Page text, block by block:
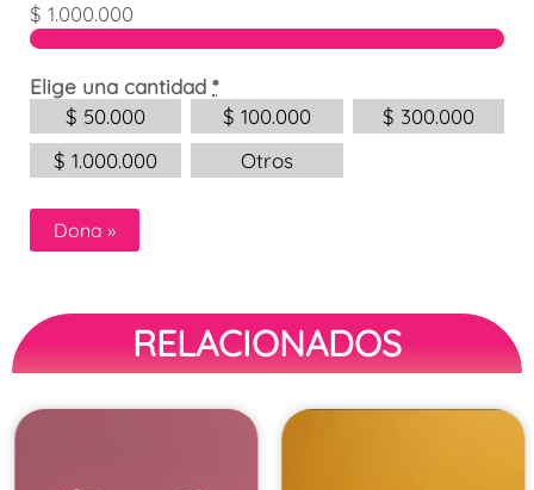
$ 1.000.000
Elige una cantidad *
$ 50.000 $ 100.000 $ 300.000
$ 1.000.000 Otros
Dona »
RELACIONADOS